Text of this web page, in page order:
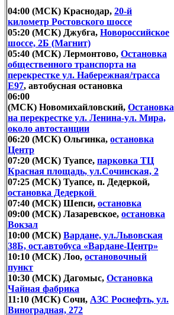
04:00 (МСК) Краснодар, 20-й
километр Ростовского шоссе
05:20 (МСК) Джубга, Новороссийское
шоссе, 2Б (Магнит)
05:40 (МСК) Лермонтово, Остановка
общественного транспорта на
перекрестке ул. Набережная/трасса
Е97, автобусная остановка
06:00
(МСК) Новомихайловский, Остановка
на перекрестке ул. Ленина-ул. Мира,
около автостанции
06:20 (МСК) Ольгинка, остановка
Центр
07:20 (МСК) Туапсе, парковка ТЦ
Красная площадь, ул.Сочинская, 2
07:25 (МСК) Туапсе, п. Дедеркой,
остановка Дедеркой
07:40 (МСК) Шепси, остановка
09:00 (МСК) Лазаревское, остановка
Вокзал
10:00 (МСК) Вардане, ул.Львовская
38Б, ост.автобуса «Вардане-Центр»
10:10 (МСК) Лоо, остановочный
пункт
10:30 (МСК) Дагомыс, Остановка
Чайная фабрика
11:10 (МСК) Сочи, АЗС Роснефть, ул.
Виноградная, 272